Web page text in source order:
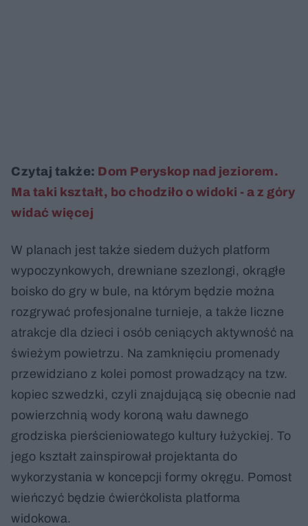
Czytaj także: Dom Peryskop nad jeziorem.
Ma taki kształt, bo chodziło o widoki - a z góry
widać więcej
W planach jest także siedem dużych platform
wypoczynkowych, drewniane szezlongi, okrągłe
boisko do gry w bule, na którym będzie można
rozgrywać profesjonalne turnieje, a także liczne
atrakcje dla dzieci i osób ceniących aktywność na
świeżym powietrzu. Na zamknięciu promenady
przewidziano z kolei pomost prowadzący na tzw.
kopiec szwedzki, czyli znajdującą się obecnie nad
powierzchnią wody koroną wału dawnego
grodziska pierścieniowatego kultury łużyckiej. To
jego kształt zainspirował projektanta do
wykorzystania w koncepcji formy okręgu. Pomost
wieńczyć będzie ćwierćkolista platforma
widokowa.